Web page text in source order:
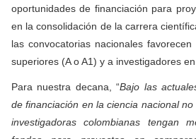
oportunidades de financiación para
en la consolidación de la carrera
las convocatorias nacionales
superiores (A o A1) y a investigadores
Para nuestra decana, “Bajo las
de financiación en la ciencia nacional no
investigadoras colombianas tengan